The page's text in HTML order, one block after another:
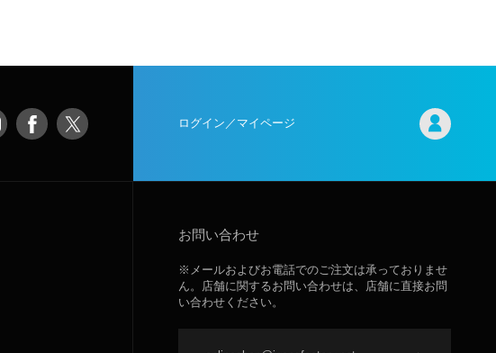
ログイン／マイページ
お問い合わせ
※メールおよびお電話でのご注文は承っておりませ
ん。店舗に関するお問い合わせは、店舗に直接お問
い合わせください。